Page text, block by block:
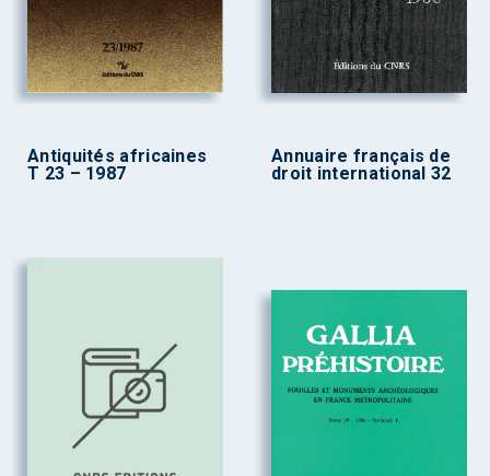
Antiquités africaines
T 23 – 1987
Annuaire français de
droit international 32